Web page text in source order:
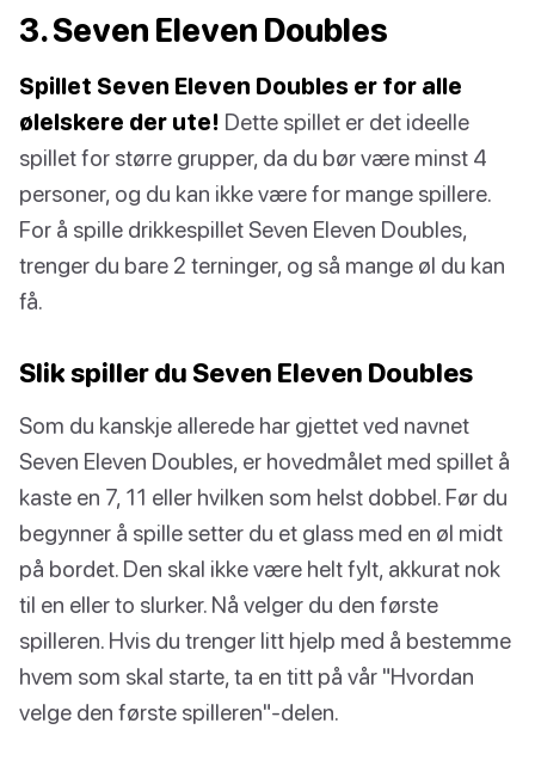
3. Seven Eleven Doubles
Spillet Seven Eleven Doubles er for alle
ølelskere der ute! Dette spillet er det ideelle
spillet for større grupper, da du bør være minst 4
personer, og du kan ikke være for mange spillere.
For å spille drikkespillet Seven Eleven Doubles,
trenger du bare 2 terninger, og så mange øl du kan
få.
Slik spiller du Seven Eleven Doubles
Som du kanskje allerede har gjettet ved navnet
Seven Eleven Doubles, er hovedmålet med spillet å
kaste en 7, 11 eller hvilken som helst dobbel. Før du
begynner å spille setter du et glass med en øl midt
på bordet. Den skal ikke være helt fylt, akkurat nok
til en eller to slurker. Nå velger du den første
spilleren. Hvis du trenger litt hjelp med å bestemme
hvem som skal starte, ta en titt på vår "Hvordan
velge den første spilleren"-delen.